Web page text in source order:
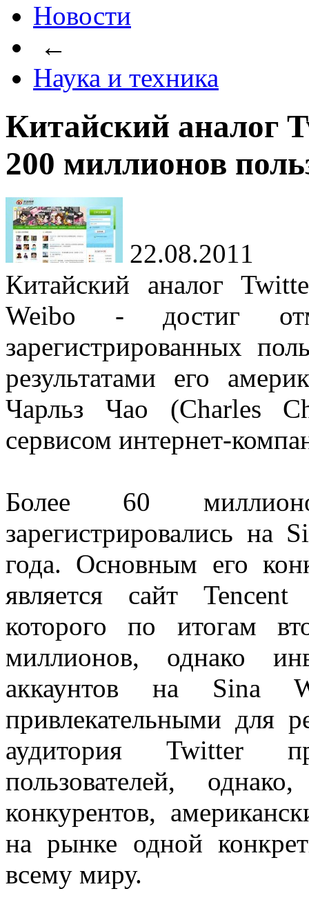
Новости
←
Наука и техника
Китайский аналог
200 миллионов
22.08.2011
Китайский аналог
Weibo - достиг
зарегистрированных
результатами его
Чарльз Чао (Charles
сервисом интернет-
Более 60
зарегистрировались на
года. Основным его
является сайт
которого по итогам
миллионов, однако
аккаунтов на Sina
привлекательными для
аудитория Twitter
пользователей,
конкурентов,
на рынке одной
всему миру.